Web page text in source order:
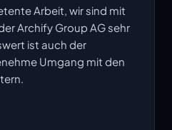
Arbeit, wir sind mit
Archify Group AG sehr
ist auch der
Umgang mit den